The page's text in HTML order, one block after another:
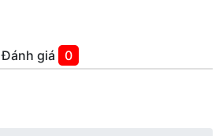
Đánh giá 0